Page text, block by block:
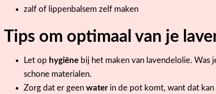
zalf of lippenbalsem zelf maken
Tips om optimaal van je
Let op hygiëne bij het maken van lavendelolie. Was
schone materialen.
Zorg dat er geen waterin de pot komt, want dat kan